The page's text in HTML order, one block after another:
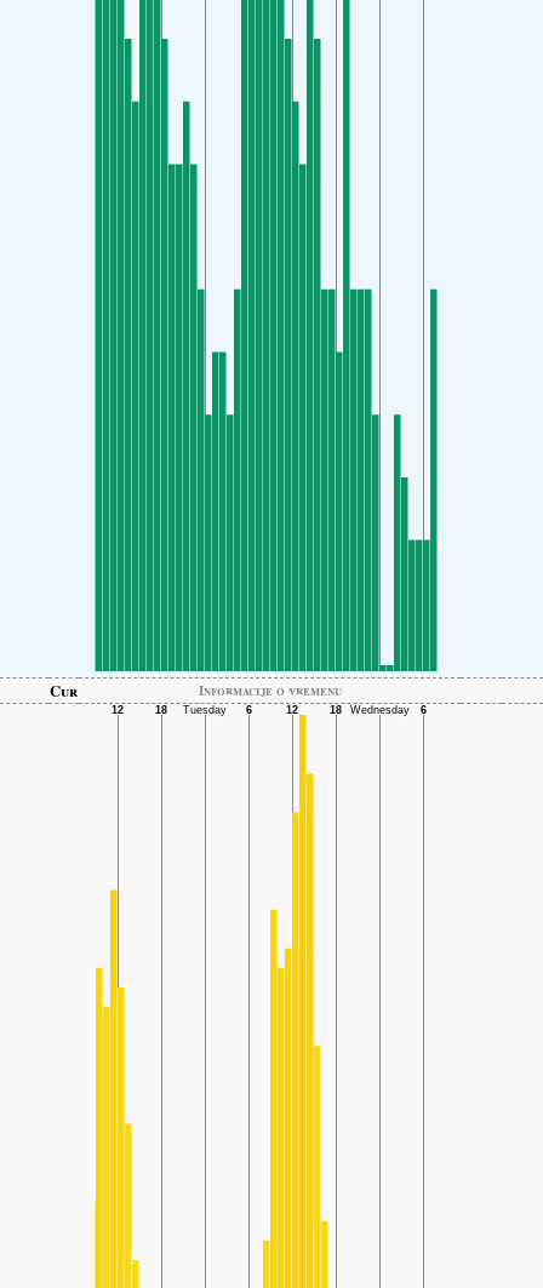
Cur Informacije o vremenu